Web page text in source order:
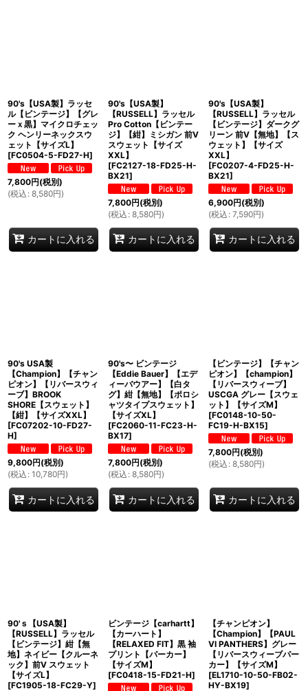
90's【USA製】ラッセ
ル【ビンテージ】【グレ
ーｘ黒】マイクロチェッ
ク ヘンリーネックスウ
ェット【サイズL】
[FC0504-5-FD27-H]
7,800円(税別)
(税込 : 8,580円)
カートに入れる
90's【USA製】
【RUSSELL】ラッセル
Pro Cotton【ビンテー
ジ】【紺】ミシガン 前V
スウェット【サイズ
XXL】
[FC2127-18-FD25-H-
BX21]
7,800円(税別)
(税込 : 8,580円)
カートに入れる
90's【USA製】
【RUSSELL】ラッセル
【ビンテージ】ダークグ
リーン 前V【無地】【ス
ウェット】【サイズ
XXL】
[FC0207-4-FD25-H-
BX21]
6,900円(税別)
(税込 : 7,590円)
カートに入れる
90's USA製
【Champion】【チャン
ピオン】【リバースウィ
ーブ】BROOK
SHORE【スウェット】
【紺】【サイズXXL】
[FC07202-10-FD27-
H]
9,800円(税別)
(税込 : 10,780円)
カートに入れる
90's〜 ビンテージ
【Eddie Bauer】【エデ
ィーバウアー】【白タ
グ】紺【無地】【ポロシ
ャツタイプスウェット】
【サイズXL】
[FC2060-11-FC23-H-
BX17]
7,800円(税別)
(税込 : 8,580円)
カートに入れる
【ビンテージ】【チャン
ピオン】【champion】
【リバースウィーブ】
USCGA グレー【スウェ
ット】【サイズM】
[FC0148-10-50-
FC19-H-BX15]
7,800円(税別)
(税込 : 8,580円)
カートに入れる
90'ｓ【USA製】
【RUSSELL】ラッセル
【ビンテージ】紺【無
地】ネイビー【クルーネ
ック】前V スウェット
【サイズL】
[FC1905-18-FC29-Y]
ビンテージ【carhartt】
【カーハート】
【RELAXED FIT】黒 袖
プリント【パーカー】
【サイズM】
[FC0418-15-FD21-H]
【チャンピオン】
【Champion】【PAUL
VI PANTHERS】グレー
【リバースウィーブパー
カー】【サイズM】
[EL1710-10-50-FB02-
HY-BX19]